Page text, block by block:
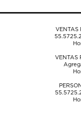
envío.envío.envío.envío.
VENTAS
VENTAS